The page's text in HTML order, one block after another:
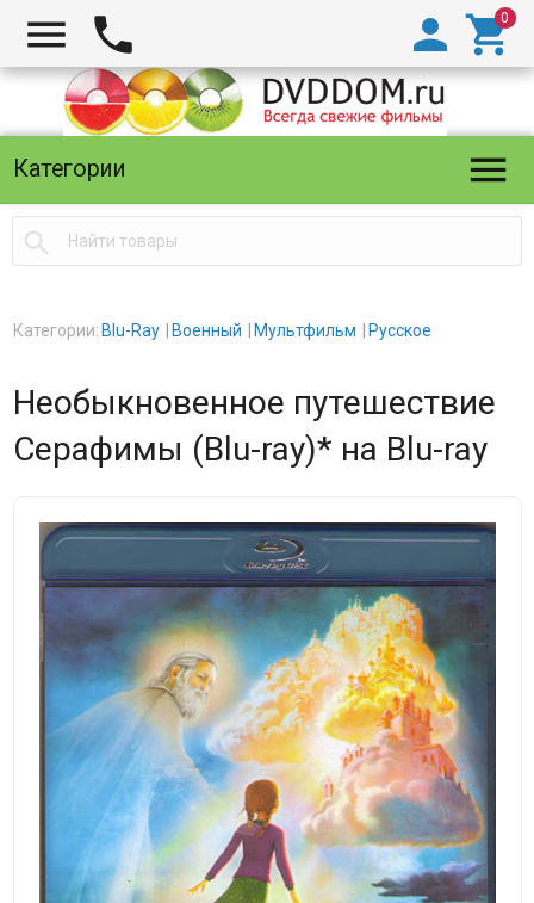
  

Категории 

Категории: Blu-Ray Военный Мультфильм Русское
Необыкновенное путешествие
Серафимы (Blu-ray)* на Blu-ray